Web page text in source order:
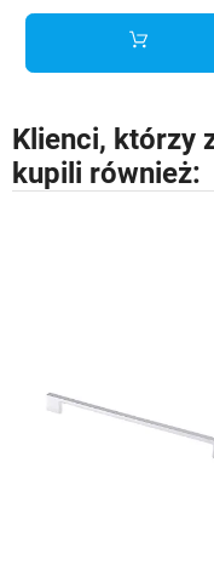
Klienci, którzy
kupili również: